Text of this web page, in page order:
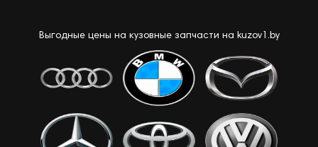
Выгодные цены на кузовные запчасти на kuzov1.by